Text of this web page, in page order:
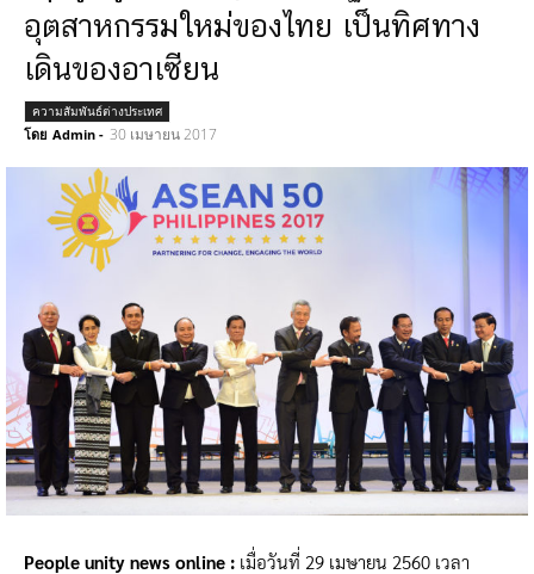
อุตสาหกรรมใหม่ของไทย เป็นทิศทาง
เดินของอาเซียน
ความสัมพันธ์ต่างประเทศ
โดย Admin - 30 เมษายน 2017
People unity news online : เมื่อวันที่ 29 เมษายน 2560 เวลา